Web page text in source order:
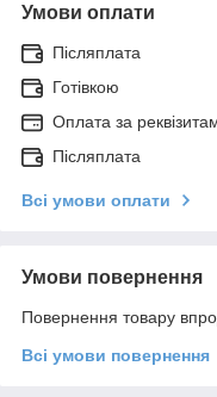
Умови оплати
Післяплата
Готівкою
Оплата за
Післяплата
Всі умови оплати
Умови повернення
Повернення товару
Всі умови повернення